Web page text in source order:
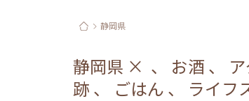
静岡県
静岡県 × 、 お酒 、
跡 、 ごはん 、 ライフ